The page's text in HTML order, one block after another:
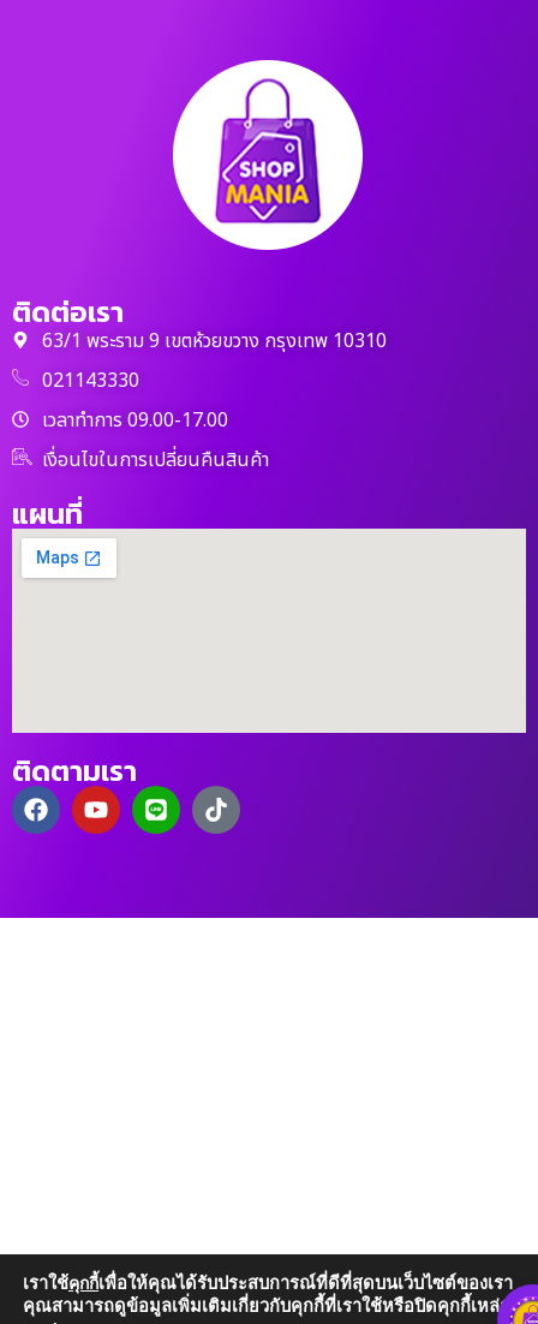
ติดต่อเรา
63/1 พระราม 9 เขตห้วยขวาง กรุงเทพ 10310
021143330
เวลาทำการ 09.00-17.00
เงื่อนไขในการเปลี่ยนคืนสินค้า
แผนที่
ติดตามเรา
เราใช้คุกกี้เพื่อให้คุณได้รับประสบการณ์ที่ดีที่สุดบนเว็บไซต์ของเรา
คุณสามารถดูข้อมูลเพิ่มเติมเกี่ยวกับคุกกี้ที่เราใช้หรือปิดคุกกี้เหล่านั้น